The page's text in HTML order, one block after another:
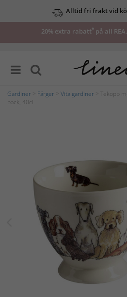
Alltid fri frakt vid
20% extra rabatt*på all
Gardiner Färger Vita gardiner > Tekopp
pack, 40cl